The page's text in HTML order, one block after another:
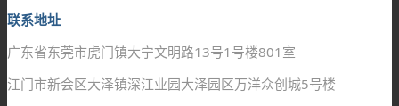
联系地址
广东省东莞市虎门镇大宁文明路13号1号楼801室
江门市新会区大泽镇深江业园大泽园区万洋众创城5号楼